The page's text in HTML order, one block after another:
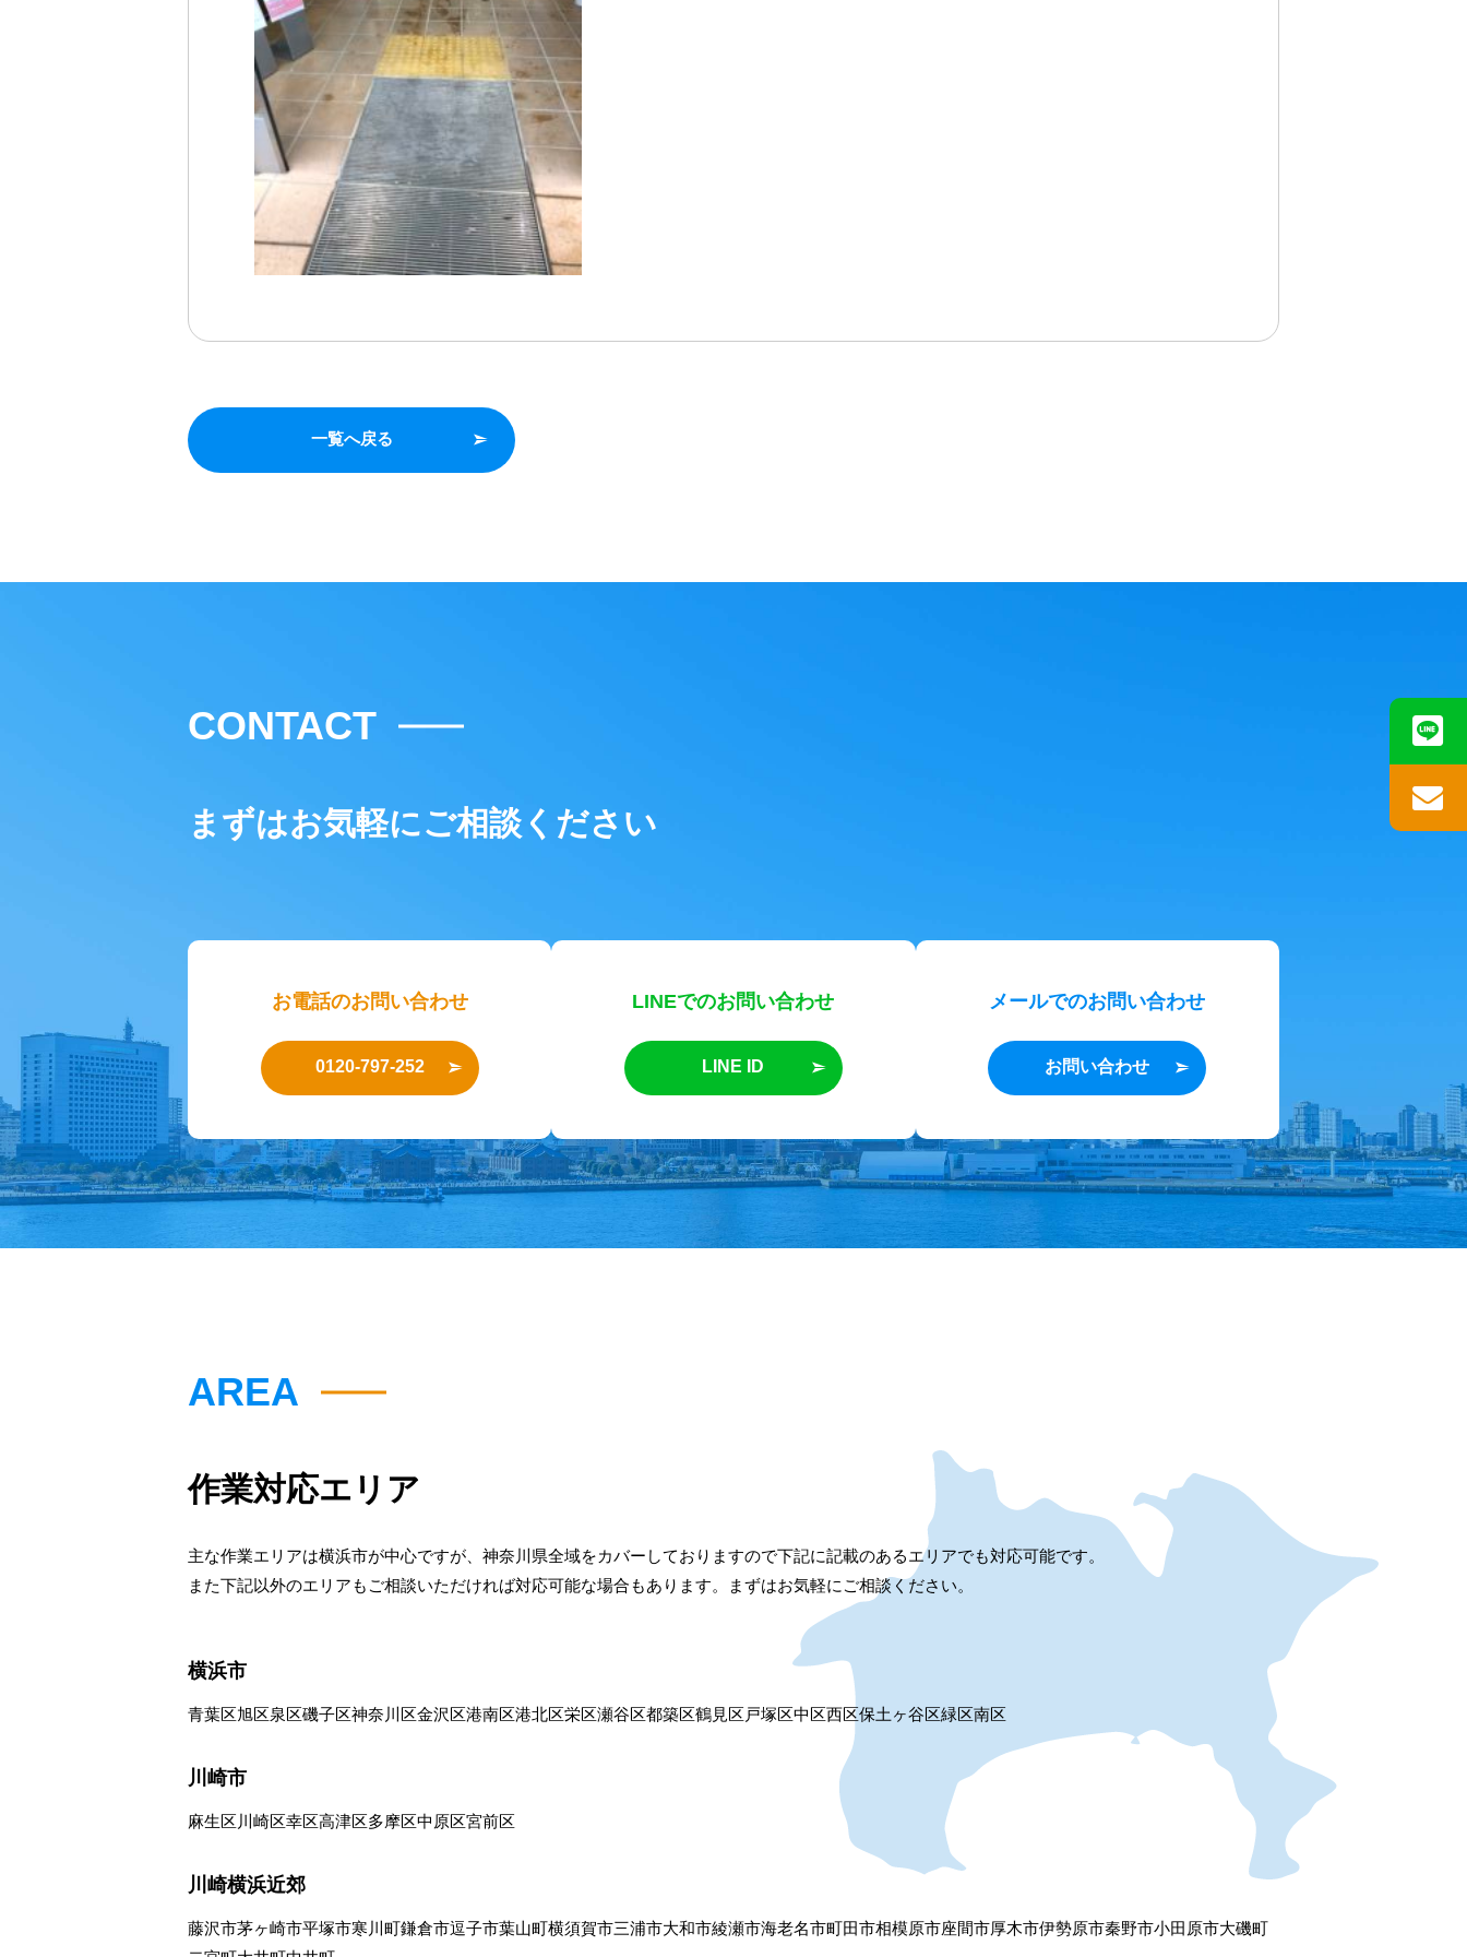
一覧へ戻る
CONTACT
まずはお気軽にご相談ください
お電話のお問い合わせ
0120-797-252
LINEでのお問い合わせ
LINE ID
メールでのお問い合わせ
お問い合わせ
AREA
作業対応エリア
主な作業エリアは横浜市が中心ですが、神奈川県全域をカバーしておりますので下記に記載のあるエリアでも対応可能です。
また下記以外のエリアもご相談いただければ対応可能な場合もあります。まずはお気軽にご相談ください。
横浜市
青葉区旭区泉区磯子区神奈川区金沢区港南区港北区栄区瀬谷区都築区鶴見区 戸塚区中区西区保土ヶ谷区緑区南区
川崎市
麻生区 川崎区幸区高津区多摩区中原区宮前区
川崎横浜近郊
藤沢市茅ヶ崎市平塚市寒川町鎌倉市逗子市葉山町横須賀市三浦市大和市綾瀬市海老名市町田市相模原市座間市厚木市伊勢原市秦野市小田原市大磯町